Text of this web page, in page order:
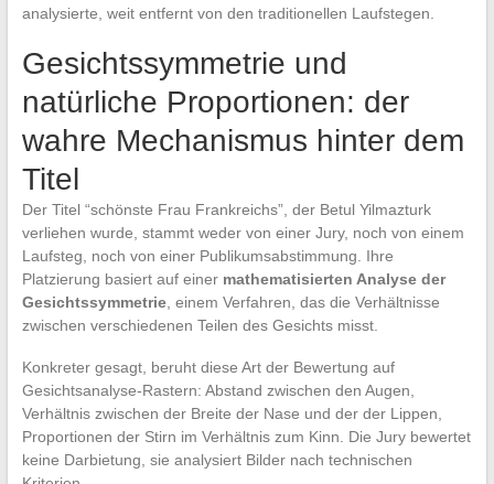
analysierte, weit entfernt von den traditionellen Laufstegen.
Gesichtssymmetrie und
natürliche Proportionen: der
wahre Mechanismus hinter dem
Titel
Der Titel “schönste Frau Frankreichs”, der Betul Yilmazturk
verliehen wurde, stammt weder von einer Jury, noch von einem
Laufsteg, noch von einer Publikumsabstimmung. Ihre
Platzierung basiert auf einer mathematisierten Analyse der
Gesichtssymmetrie, einem Verfahren, das die Verhältnisse
zwischen verschiedenen Teilen des Gesichts misst.
Konkreter gesagt, beruht diese Art der Bewertung auf
Gesichtsanalyse-Rastern: Abstand zwischen den Augen,
Verhältnis zwischen der Breite der Nase und der der Lippen,
Proportionen der Stirn im Verhältnis zum Kinn. Die Jury bewertet
keine Darbietung, sie analysiert Bilder nach technischen